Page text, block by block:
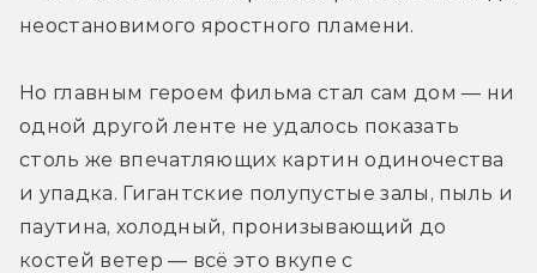
неостановимого яростного пламени.
Но главным героем фильма стал сам дом — ни
одной другой ленте не удалось показать
столь же впечатляющих картин одиночества
и упадка. Гигантские полупустые залы, пыль и
паутина, холодный, пронизывающий до
костей ветер — всё это вкупе с